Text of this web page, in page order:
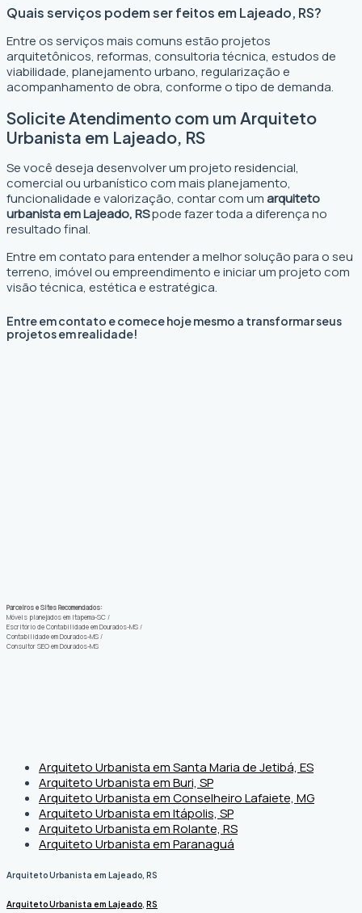
Quais serviços podem ser feitos em Lajeado, RS?
Entre os serviços mais comuns estão projetos
arquitetônicos, reformas, consultoria técnica, estudos de
viabilidade, planejamento urbano, regularização e
acompanhamento de obra, conforme o tipo de demanda.
Solicite Atendimento com um Arquiteto
Urbanista em Lajeado, RS
Se você deseja desenvolver um projeto residencial,
comercial ou urbanístico com mais planejamento,
funcionalidade e valorização, contar com umarquiteto
urbanista em Lajeado, RSpode fazer toda a diferença no
resultado final.
Entre em contato para entender a melhor solução para o seu
terreno, imóvel ou empreendimento e iniciar um projeto com
visão técnica, estética e estratégica.
Entre em contato e comece hoje mesmo a transformar seus
projetos em realidade!
Parceiros e Sites Recomendados:
Móveis planejados em Itapema-SC /
Escritório de Contabilidade em Dourados-MS /
Contabilidade em Dourados-MS /
Consultor SEO em Dourados-MS
Arquiteto Urbanista em Santa Maria de Jetibá, ES
Arquiteto Urbanista em Buri, SP
Arquiteto Urbanista em Conselheiro Lafaiete, MG
Arquiteto Urbanista em Itápolis, SP
Arquiteto Urbanista em Rolante, RS
Arquiteto Urbanista em Paranaguá
Arquiteto Urbanista em Lajeado, RS
Arquiteto Urbanista em Lajeado, RS